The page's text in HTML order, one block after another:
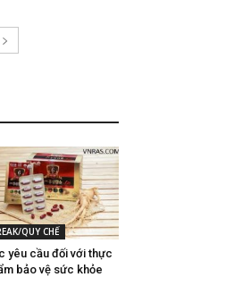
QUY CHẾ
yêu cầu đối với thực
bảo vệ sức khỏe